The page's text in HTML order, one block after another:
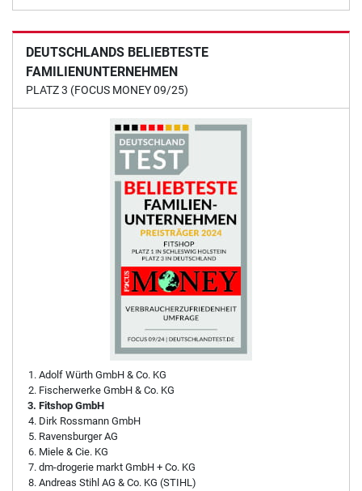
DEUTSCHLANDS BELIEBTESTE
FAMILIENUNTERNEHMEN
PLATZ 3 (FOCUS MONEY 09/25)
Adolf Würth GmbH & Co. KG
Fischerwerke GmbH & Co. KG
Fitshop GmbH
Dirk Rossmann GmbH
Ravensburger AG
Miele & Cie. KG
dm-drogerie markt GmbH + Co. KG
Andreas Stihl AG & Co. KG (STIHL)